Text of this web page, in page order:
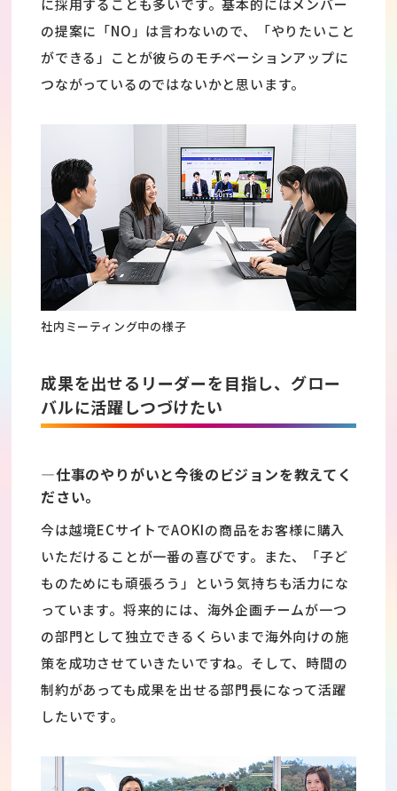
に採用することも多いです。基本的にはメンバー
の提案に「NO」は言わないので、「やりたいこと
ができる」ことが彼らのモチベーションアップに
つながっているのではないかと思います。
社内ミーティング中の様子
成果を出せるリーダーを目指し、グロー
バルに活躍しつづけたい
―仕事のやりがいと今後のビジョンを教えてく
ださい。
今は越境ECサイトでAOKIの商品をお客様に購入
いただけることが一番の喜びです。また、「子ど
ものためにも頑張ろう」という気持ちも活力にな
っています。将来的には、海外企画チームが一つ
の部門として独立できるくらいまで海外向けの施
策を成功させていきたいですね。そして、時間の
制約があっても成果を出せる部門長になって活躍
したいです。